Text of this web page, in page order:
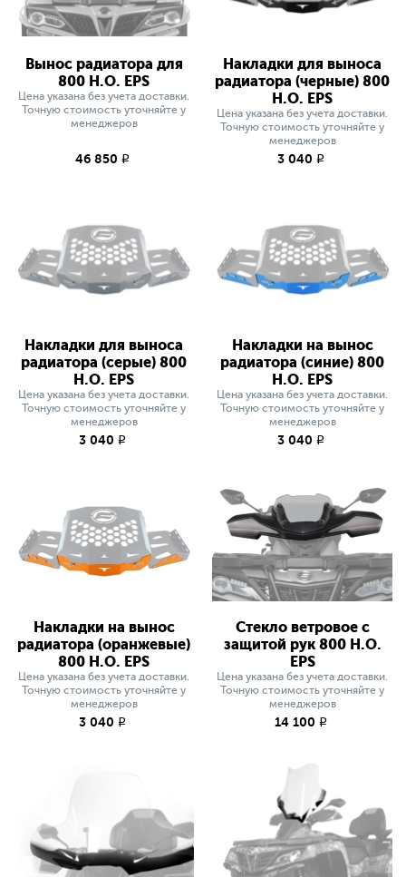
Вынос радиатора для
800 H.O. EPS
Цена указана без учета доставки.
Точную стоимость уточняйте у
менеджеров
46 850 q
Накладки для выноса
радиатора (черные) 800
H.O. EPS
Цена указана без учета доставки.
Точную стоимость уточняйте у
менеджеров
3 040 q
Накладки для выноса
радиатора (серые) 800
H.O. EPS
Цена указана без учета доставки.
Точную стоимость уточняйте у
менеджеров
3 040 q
Накладки на вынос
радиатора (синие) 800
H.O. EPS
Цена указана без учета доставки.
Точную стоимость уточняйте у
менеджеров
3 040 q
Накладки на вынос
радиатора (оранжевые)
800 H.O. EPS
Цена указана без учета доставки.
Точную стоимость уточняйте у
менеджеров
3 040 q
Стекло ветровое с
защитой рук 800 H.O.
EPS
Цена указана без учета доставки.
Точную стоимость уточняйте у
менеджеров
14 100 q